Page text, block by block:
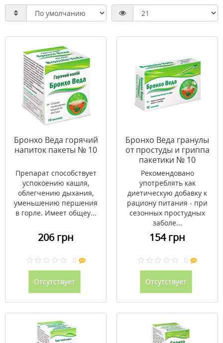
Бронхо Веда горячий
напиток пакеты № 10
Препарат способствует
успокоению кашля,
облегчению дыхания,
уменьшению першения
в горле. Имеет общеу...
206 грн
0
Отсутствует
Бронхо Веда гранулы
от простуды и гриппа
пакетики № 10
Рекомендовано
употреблять как
диетическую добавку к
рациону питания - при
сезонных простудных
заболе...
154 грн
0
Отсутствует